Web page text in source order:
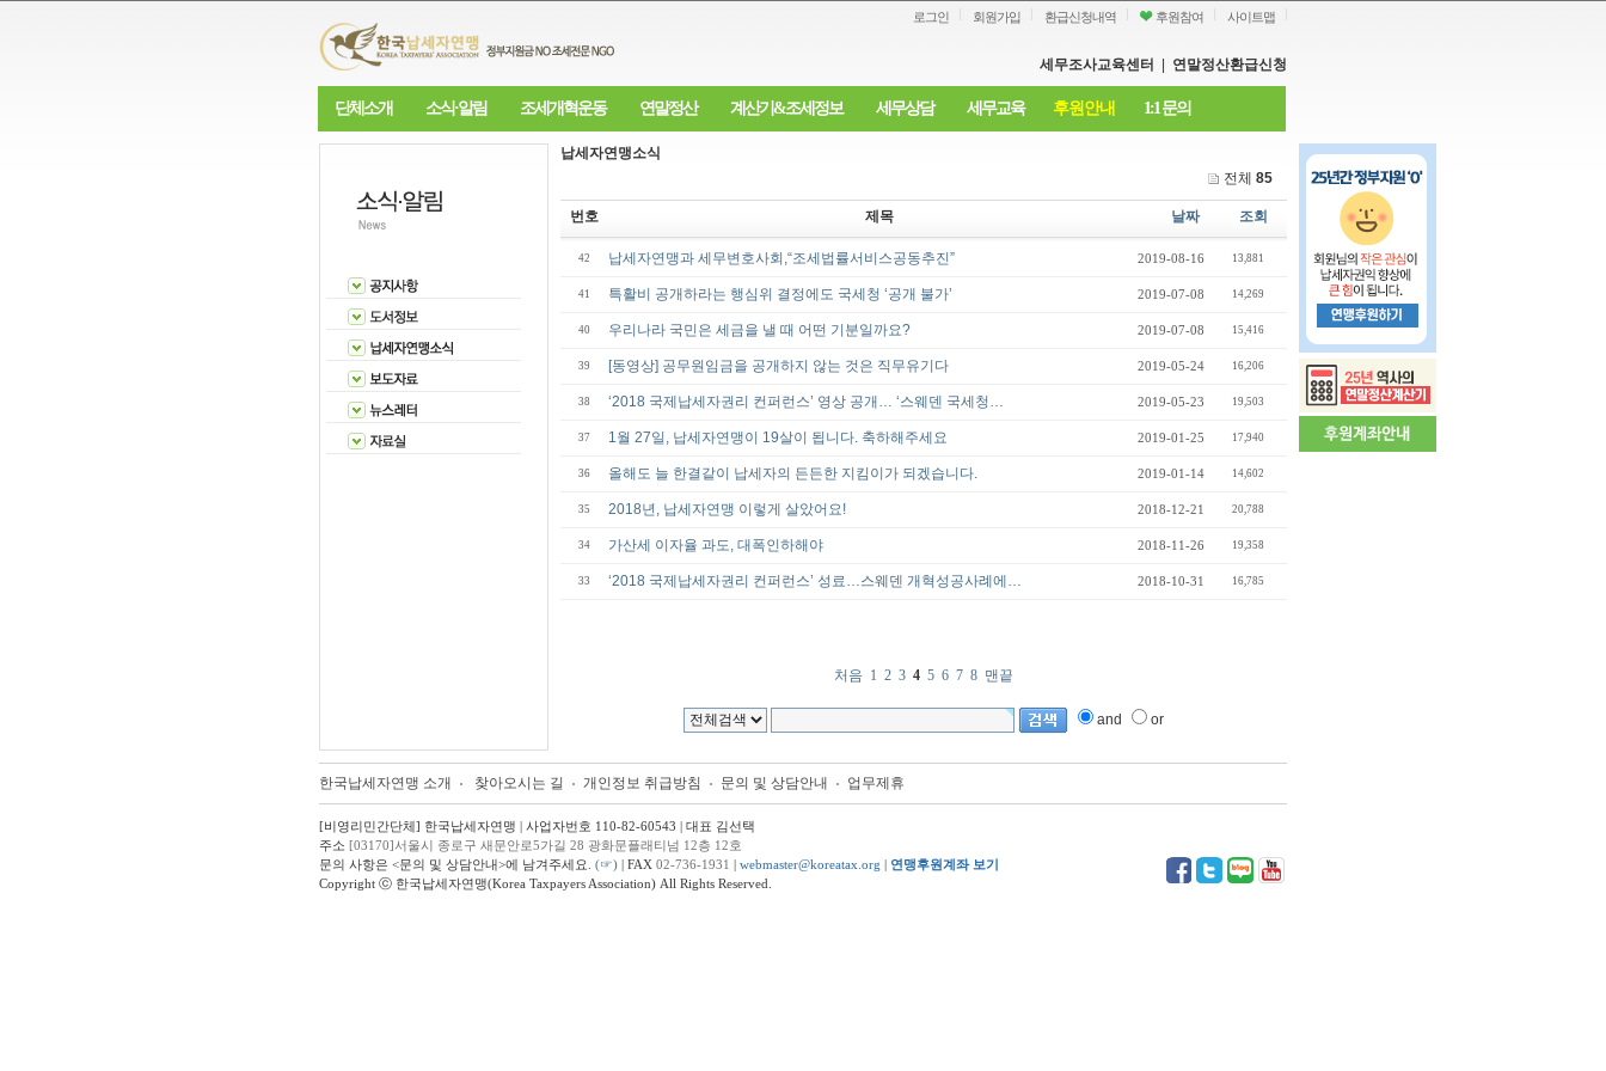
로그인 회원가입 환급신청내역 후원참여 사이트맵
세무조사교육센터 연말정산환급신청
단체소개 소식·알림 조세개혁운동 연말정산 계산기&조세정보 세무상담 세무교육 후원안내 1:1 문의
납세자연맹소식
전체 85
번호 제목 날짜 조회
42 납세자연맹과 세무변호사회,“조세법률서비스공동추진” 2019-08-16 13,881
41 특활비 공개하라는 행심위 결정에도 국세청 ‘공개 불가’ 2019-07-08 14,269
40 우리나라 국민은 세금을 낼 때 어떤 기분일까요? 2019-07-08 15,416
39 [동영상] 공무원임금을 공개하지 않는 것은 직무유기다 2019-05-24 16,206
38 ‘2018 국제납세자권리 컨퍼런스’ 영상 공개… ‘스웨덴 국세청… 2019-05-23 19,503
37 1월 27일, 납세자연맹이 19살이 됩니다. 축하해주세요 2019-01-25 17,940
36 올해도 늘 한결같이 납세자의 든든한 지킴이가 되겠습니다. 2019-01-14 14,602
35 2018년, 납세자연맹 이렇게 살았어요! 2018-12-21 20,788
34 가산세 이자율 과도, 대폭인하해야 2018-11-26 19,358
33 ‘2018 국제납세자권리 컨퍼런스’ 성료…스웨덴 개혁성공사례에… 2018-10-31 16,785
처음 1 2 3 4 5 6 7 8 맨끝
and or
한국납세자연맹 소개 찾아오시는 길 개인정보 취급방침 문의 및 상담안내 업무제휴
[비영리민간단체] 한국납세자연맹 | 사업자번호 110-82-60543 | 대표 김선택
주소 [03170]서울시 종로구 새문안로5가길 28 광화문플래티넘 12층 12호
문의 사항은 <문의 및 상담안내>에 남겨주세요. (☞) | FAX 02-736-1931 | webmaster@koreatax.org | 연맹후원계좌 보기
Copyright ⓒ 한국납세자연맹(Korea Taxpayers Association) All Rights Reserved.